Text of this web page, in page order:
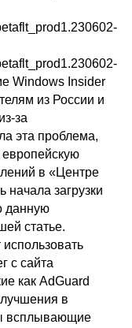
Windows Insider
из России и
за
эта проблема,
в «Центре
загрузки
данную
статье.
с сайта
как AdGuard
в
всплывающие